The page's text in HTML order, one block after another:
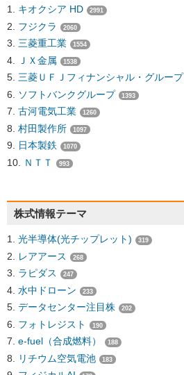
キオクシア HD 2991
フジクラ 2060
三菱重工業 1554
ＪＸ金属 1538
三菱ＵＦＪフィナンシャル・グループ
ソフトバンクグループ 1393
古河電気工業 1260
村田製作所 1097
日本製鉄 1070
ＮＴＴ 993
株式情報テーマ
光半導体(光チップレット) 319
レアアース 268
ラピダス 247
水中ドローン 233
データセンター注目株 202
フォトレジスト 190
e-fuel（合成燃料） 188
リチウム空気電池 183